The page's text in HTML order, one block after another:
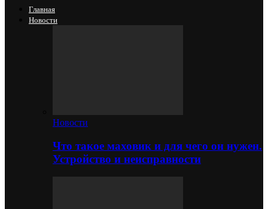
Главная
Новости
Новости
Что такое маховик и для чего он нужен.
Устройство и неисправности